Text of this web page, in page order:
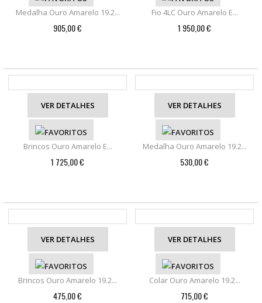
Medalha Ouro Amarelo 19.2...
905,00 €
Fio 4LC Ouro Amarelo E...
1 950,00 €
VER DETALHES
Brincos Ouro Amarelo E...
1 725,00 €
VER DETALHES
Medalha Ouro Amarelo 19.2...
530,00 €
VER DETALHES
Brincos Ouro Amarelo 19.2...
475,00 €
VER DETALHES
Colar Ouro Amarelo 19.2...
715,00 €